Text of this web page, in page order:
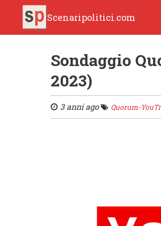
Scenaripolitici.com
Sondaggio
2023)
3 anni ago Quorum-